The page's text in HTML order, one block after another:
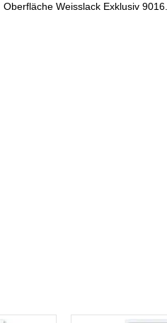
Oberfläche Weisslack Exklusiv 9016.